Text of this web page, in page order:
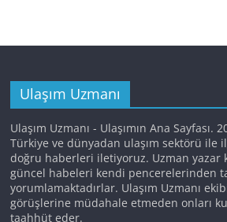
Ulaşım Uzmanı
Ulaşım Uzmanı - Ulaşımın Ana Sayfası.
Türkiye ve dünyadan ulaşım sektörü ile
doğru haberleri iletiyoruz. Uzman yazar
güncel habeleri kendi pencerelerinden
yorumlamaktadırlar. Ulaşım Uzmanı
görüşlerine müdahale etmeden onları
taahhüt eder.